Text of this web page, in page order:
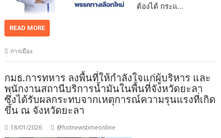
ต้องได้ กระแ…
READ MORE
การเมือง
กมธ.การทหาร ลงพื้นที่ให้กำลังใจแก่ผู้บริหาร และ
พนักงานสถานีบริการน้ำมันในพื้นที่จังหวัดยะลา
ซึ่งได้รับผลกระทบจากเหตุการณ์ความรุนแรงที่เกิด
ขึ้น ณ จังหวัดยะลา
18/01/2026 @hotnewstimeonline